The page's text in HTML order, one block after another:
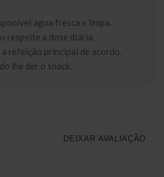
água fresca e limpa.
respeite a dose diária
refeição principal de acordo.
lhe der o snack.
DEIXAR AVALIAÇÃO